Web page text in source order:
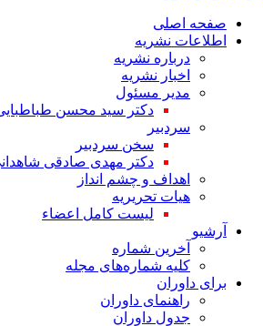
صفحه اصلی
اطلاعات نشریه
درباره نشریه
اخبار نشریه
مدیر مسئول
دکتر سید محسن طباطبایی
سردبیر
سخن سردبیر
دکتر مهدی صادقی شاهدانی
اهداف و چشم انداز
هیات تحریریه
لیست کامل اعضاء
آرشیو
آخرین شماره
کلیه شماره‌های مجله
برای داوران
راهنمای داوران
جدول داوران